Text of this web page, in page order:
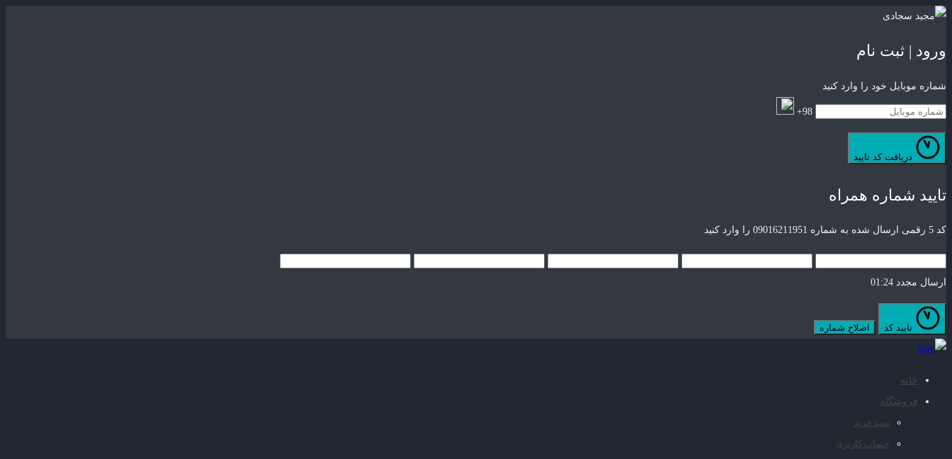
ورود | ثبت نام
شماره موبایل خود را وارد کنید
98+
تایید شماره همراه
کد 5 رقمی ارسال شده به شماره 09016211951 را وارد کنید
ارسال مجدد 01:24
اصلاح شماره
خانه
فروشگاه
سبد خرید
حساب کاربری